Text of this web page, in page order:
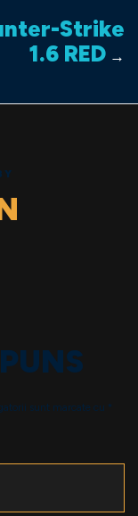
Strike
1.6 RED →
sunt marcate cu *